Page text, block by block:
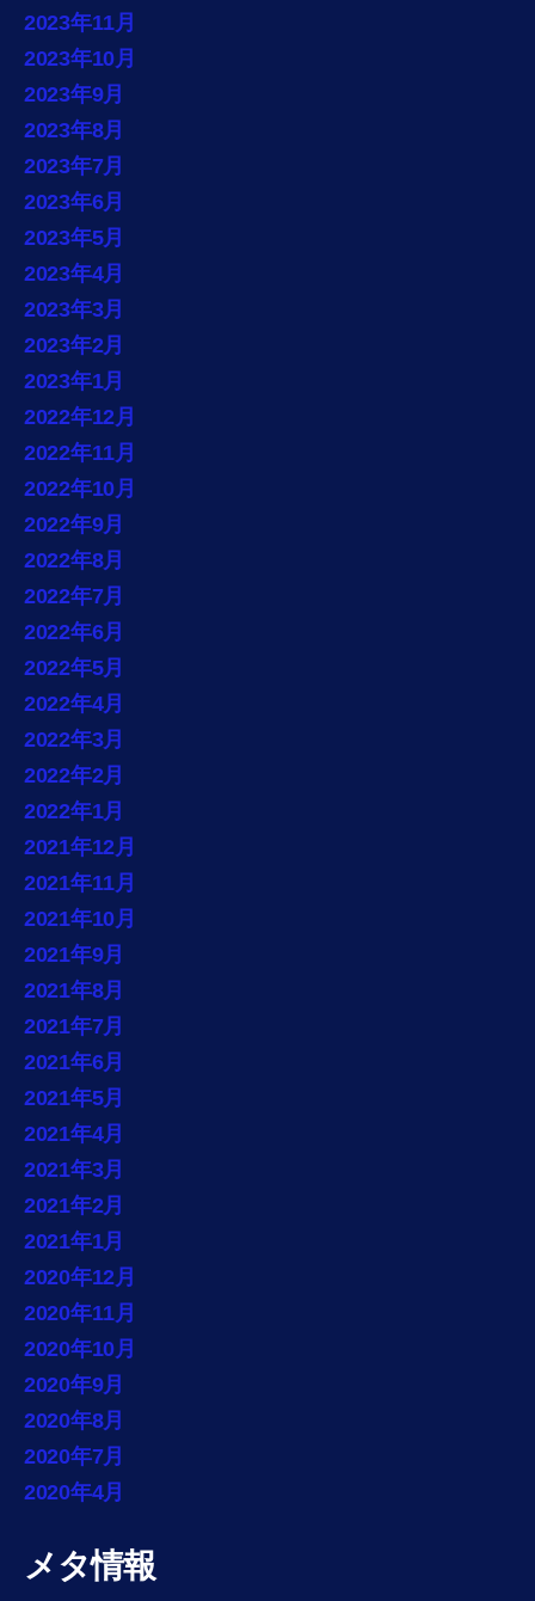
2023年11月
2023年10月
2023年9月
2023年8月
2023年7月
2023年6月
2023年5月
2023年4月
2023年3月
2023年2月
2023年1月
2022年12月
2022年11月
2022年10月
2022年9月
2022年8月
2022年7月
2022年6月
2022年5月
2022年4月
2022年3月
2022年2月
2022年1月
2021年12月
2021年11月
2021年10月
2021年9月
2021年8月
2021年7月
2021年6月
2021年5月
2021年4月
2021年3月
2021年2月
2021年1月
2020年12月
2020年11月
2020年10月
2020年9月
2020年8月
2020年7月
2020年4月
メタ情報